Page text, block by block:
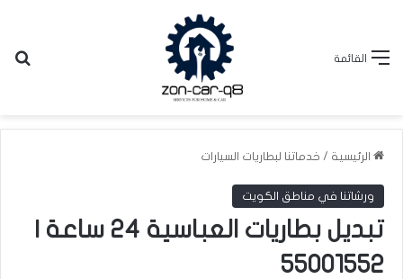
القائمة
الرئيسية / خدماتنا لبطاريات السيارات
ورشاتنا في مناطق الكويت
تبديل بطاريات العباسية 24 ساعة |
55001552